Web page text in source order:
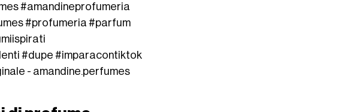
#amandineprofumeria
#profumeria #parfum
#dupe #imparacontiktok
- amandine.perfumes